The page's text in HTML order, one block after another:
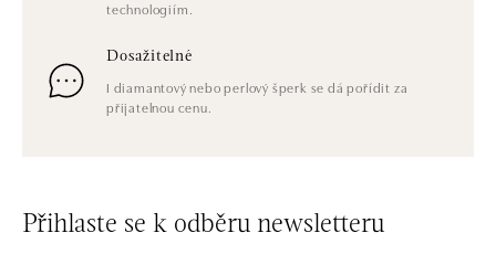
technologiím.
Dosažitelné
I diamantový nebo perlový šperk se dá pořídit za
přijatelnou cenu.
Přihlaste se k odběru newsletteru